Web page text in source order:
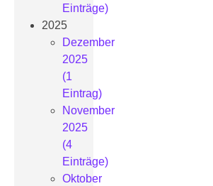
Einträge)
2025
Dezember
2025
(1
Eintrag)
November
2025
(4
Einträge)
Oktober